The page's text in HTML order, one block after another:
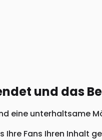
und das
eine unterhaltsame
Ihre Fans Ihren Inhalt